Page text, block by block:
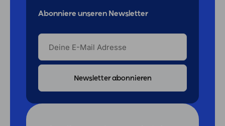
Abonniere unseren Newsletter
DEINE
MAIL
ADRESSE